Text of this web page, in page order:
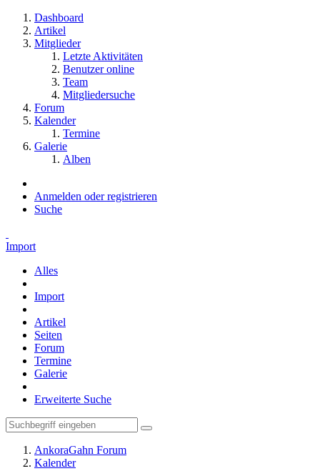
Dashboard
Artikel
Mitglieder
Letzte Aktivitäten
Benutzer online
Team
Mitgliedersuche
Forum
Kalender
Termine
Galerie
Alben
Anmelden oder registrieren
Suche
Import
Alles
Import
Artikel
Seiten
Forum
Termine
Galerie
Erweiterte Suche
AnkoraGahn Forum
Kalender